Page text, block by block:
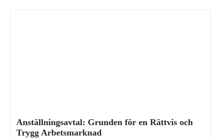
Anställningsavtal: Grunden för en Rättvis och
Trygg Arbetsmarknad